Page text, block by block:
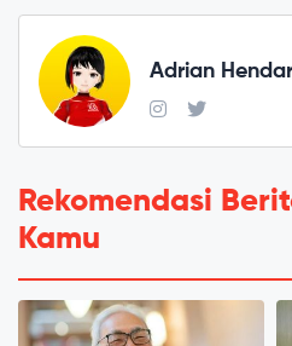
Adrian
Rekomendasi
Kamu